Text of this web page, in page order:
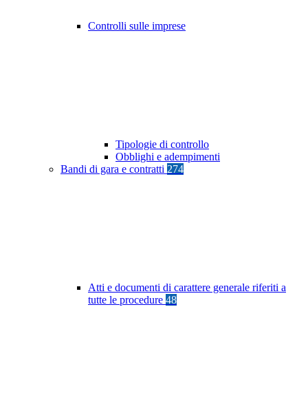
Controlli sulle imprese
Tipologie di controllo
Obblighi e adempimenti
Bandi di gara e contratti 274
Atti e documenti di carattere generale riferiti a
tutte le procedure 48